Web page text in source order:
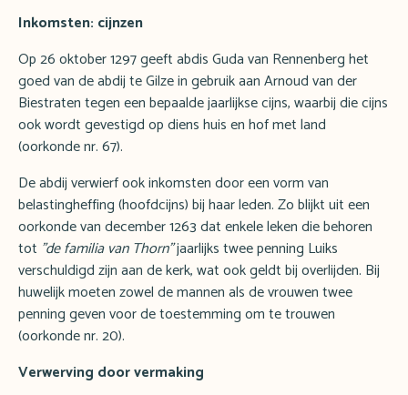
Inkomsten: cijnzen
Op 26 oktober 1297 geeft abdis Guda van Rennenberg het
goed van de abdij te Gilze in gebruik aan Arnoud van der
Biestraten tegen een bepaalde jaarlijkse cijns, waarbij die cijns
ook wordt gevestigd op diens huis en hof met land
(oorkonde nr. 67).
De abdij verwierf ook inkomsten door een vorm van
belastingheffing (hoofdcijns) bij haar leden. Zo blijkt uit een
oorkonde van december 1263 dat enkele leken die behoren
tot "de familia van Thorn"jaarlijks twee penning Luiks
verschuldigd zijn aan de kerk, wat ook geldt bij overlijden. Bij
huwelijk moeten zowel de mannen als de vrouwen twee
penning geven voor de toestemming om te trouwen
(oorkonde nr. 20).
Verwerving door vermaking